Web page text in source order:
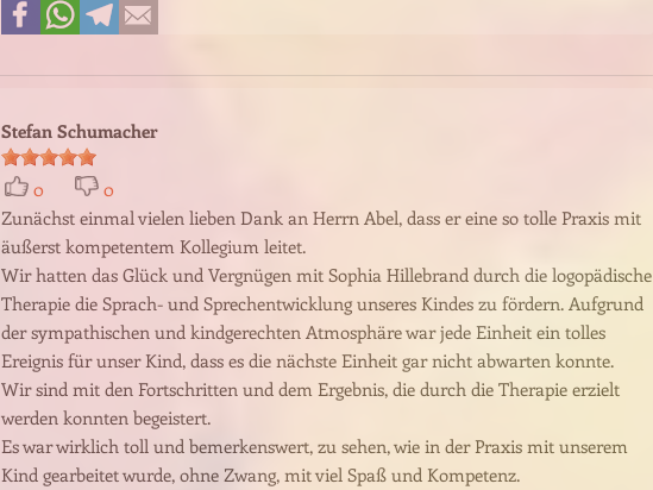
Stefan Schumacher
0
0
Zunächst einmal vielen lieben Dank an Herrn Abel, dass er eine so tolle Praxis mit
äußerst kompetentem Kollegium leitet.
Wir hatten das Glück und Vergnügen mit Sophia Hillebrand durch die logopädische
Therapie die Sprach- und Sprechentwicklung unseres Kindes zu fördern. Aufgrund
der sympathischen und kindgerechten Atmosphäre war jede Einheit ein tolles
Ereignis für unser Kind, dass es die nächste Einheit gar nicht abwarten konnte.
Wir sind mit den Fortschritten und dem Ergebnis, die durch die Therapie erzielt
werden konnten begeistert.
Es war wirklich toll und bemerkenswert, zu sehen, wie in der Praxis mit unserem
Kind gearbeitet wurde, ohne Zwang, mit viel Spaß und Kompetenz.